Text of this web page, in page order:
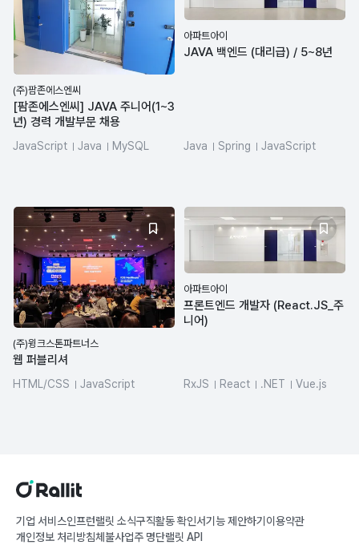
(주)팜존에스엔씨
[팜존에스엔씨] JAVA 주니어(1~3
년) 경력 개발부문 채용
JavaScript Java
MySQL
아파트아이
JAVA 백엔드 (대리급) / 5~8년
Java Spring
JavaScript
(주)윙크스톤파트너스
웹 퍼블리셔
HTML/CSS
JavaScript
아파트아이
프론트엔드 개발자 (React.JS_주
니어)
RxJS React .NET
Vue.js
기업 서비스인프런랠릿 소식구직활동 확인서기능 제안하기 이용약관
개인정보 처리방침체불사업주 명단랠릿 API